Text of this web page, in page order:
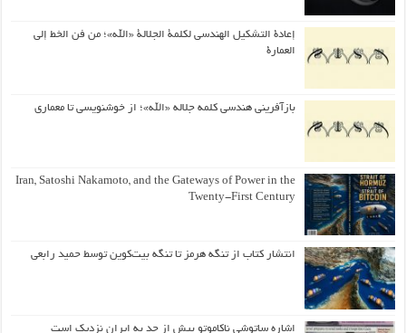
إعادة التشكيل الهندسي لكلمة الجلالة «الله»؛ من فن الخط إلى
العمارة
بازآفرینی هندسی کلمه جلاله «الله»؛ از خوشنویسی تا معماری
Iran, Satoshi Nakamoto, and the Gateways of Power in the
Twenty-First Century
انتشار کتاب از تنگه هرمز تا تنگه بیت‌کوین توسط حمید رابعی
اشاره ساتوشی ناکاموتو بیش از حد به ایران نزدیک است